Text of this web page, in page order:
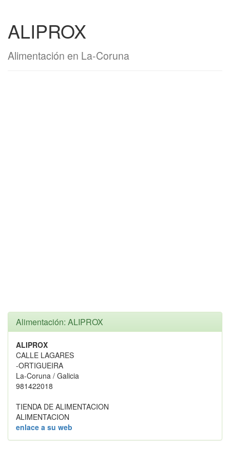
ALIPROX
Alimentación en La-Coruna
Alimentación: ALIPROX
ALIPROX
CALLE LAGARES
-ORTIGUEIRA
La-Coruna / Galicia
981422018
TIENDA DE ALIMENTACION
ALIMENTACION
enlace a su web